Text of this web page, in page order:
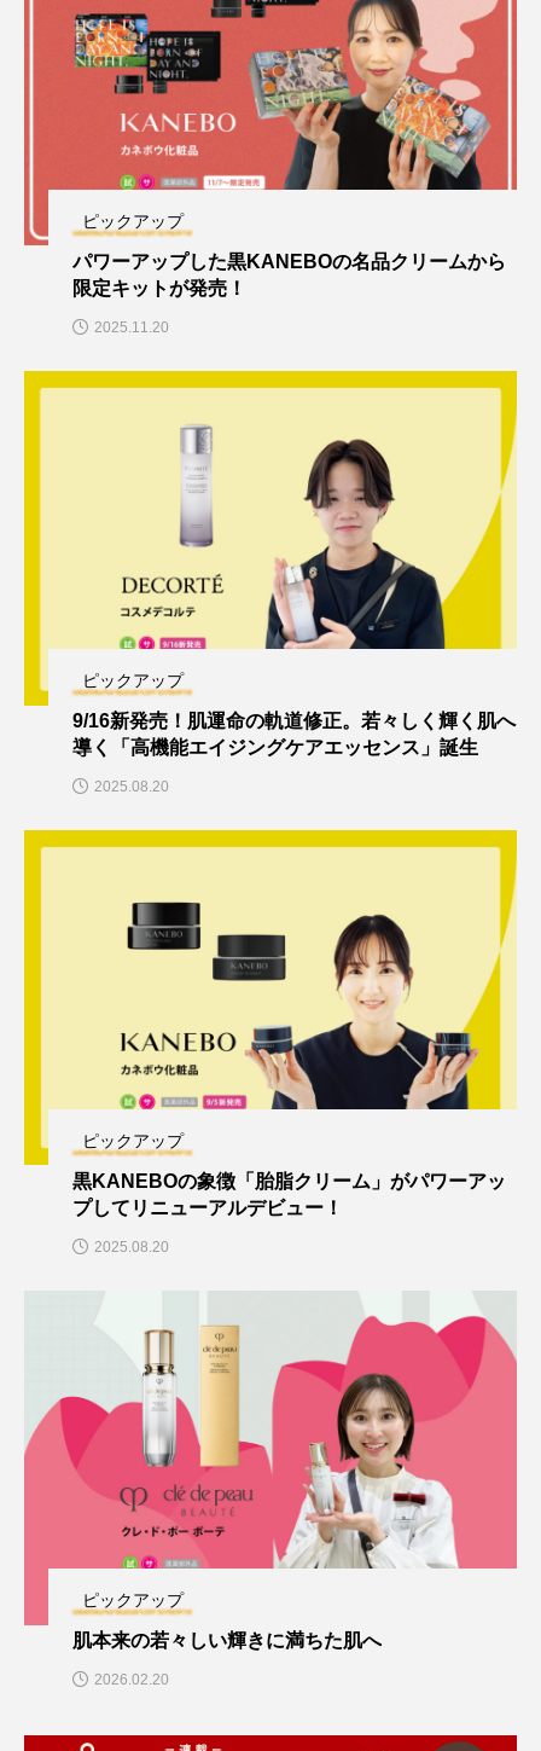
ピックアップ
パワーアップした黒KANEBOの名品クリームから
限定キットが発売！
2025.11.20
ピックアップ
9/16新発売！肌運命の軌道修正。若々しく輝く肌へ
導く「高機能エイジングケアエッセンス」誕生
2025.08.20
ピックアップ
黒KANEBOの象徴「胎脂クリーム」がパワーアッ
プしてリニューアルデビュー！
2025.08.20
ピックアップ
肌本来の若々しい輝きに満ちた肌へ
2026.02.20